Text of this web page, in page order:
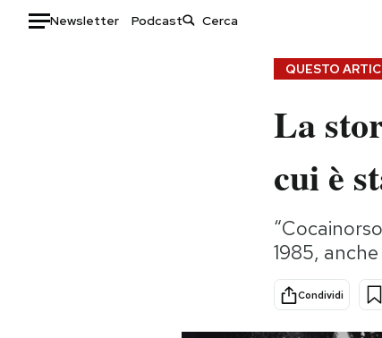
Newsletter Podcast
Storie/Idee
Ok Boomer!
Altrecose
QUESTO
La
cui è
1985,
Condividi